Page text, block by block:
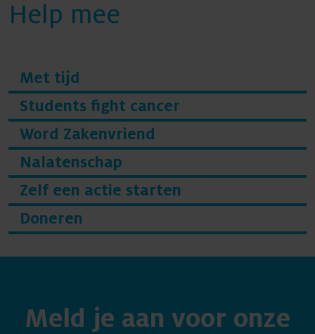
Help mee
Met tijd
Students fight cancer
Word Zakenvriend
Nalatenschap
Zelf een actie starten
Doneren
Meld je aan voor onze